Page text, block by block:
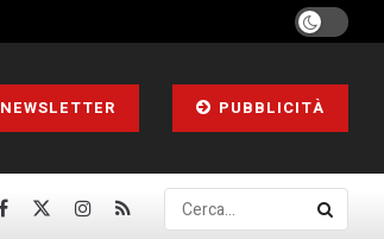
NEWSLETTER PUBBLICITÀ